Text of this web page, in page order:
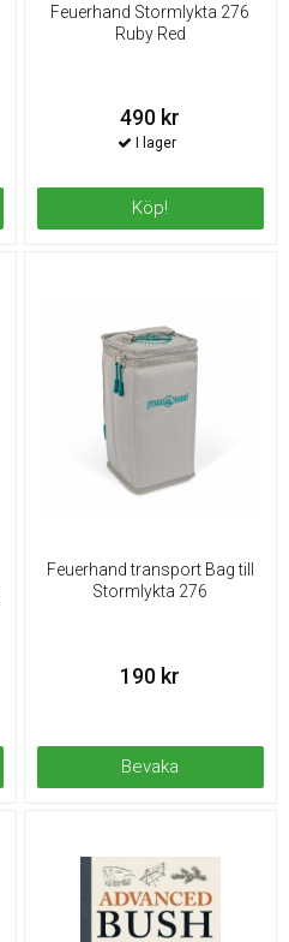
Feuerhand Stormlykta 276
Ruby Red
490 kr
Köp!
Feuerhand transport Bag till
Stormlykta 276
190 kr
Bevaka